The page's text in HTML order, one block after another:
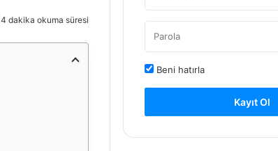
4 dakika okuma süresi
Beni hatırla
Kayıt Ol